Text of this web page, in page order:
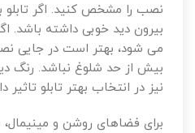
نصب را مشخص کنید. اگر تابلو
بیرون دید خوبی داشته باشد.
می شود، بهتر است در جایی
بیش از حد شلوغ نباشد. رنگ
نیز در انتخاب بهتر تابلو تاثیر
برای فضاهای روشن و